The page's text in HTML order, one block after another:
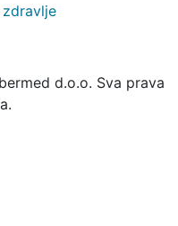
zdravlje
d.o.o. Sva prava